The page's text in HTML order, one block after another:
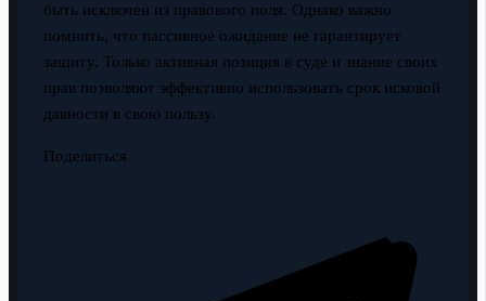
быть исключен из правового поля. Однако важно
помнить, что пассивное ожидание не гарантирует
защиту. Только активная позиция в суде и знание своих
прав позволяют эффективно использовать срок исковой
давности в свою пользу.
Поделиться